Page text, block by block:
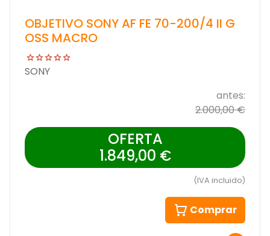
OBJETIVO SONY AF FE 70-200/4 II G
OSS MACRO
SONY
antes:
2.000,00 €
OFERTA
1.849,00 €
(IVA incluido)
Comprar